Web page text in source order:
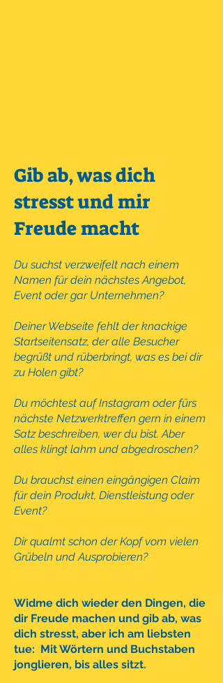
Gib ab, was dich
stresst und mir
Freude macht
Du suchst verzweifelt nach einem
Namen für dein nächstes Angebot,
Event oder gar Unternehmen?
Deiner Webseite fehlt der knackige
Startseitensatz, der alle Besucher
begrüßt und rüberbringt, was es bei dir
zu Holen gibt?
Du möchtest auf Instagram oder fürs
nächste Netzwerktreffen gern in einem
Satz beschreiben, wer du bist. Aber
alles klingt lahm und abgedroschen?
Du brauchst einen eingängigen Claim
für dein Produkt, Dienstleistung oder
Event?
Dir qualmt schon der Kopf vom vielen
Grübeln und Ausprobieren?
Widme dich wieder den Dingen, die
dir Freude machen und gib ab, was
dich stresst, aber ich am liebsten
tue: Mit Wörtern und Buchstaben
jonglieren, bis alles sitzt.